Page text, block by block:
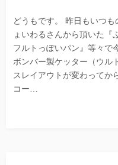
どうもです。 昨日もいつ
ょいわるさんから頂いた『
フルトっぽいパン』等々で
ボンバー製ケッター（ウル
スレイアウトが変わってか
コー…